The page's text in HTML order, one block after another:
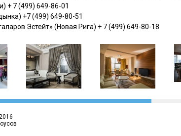
+ 7 (499) 649-86-01
+7 (499) 649-80-51
Эстейт» (Новая Рига) + 7 (499) 649-80-18